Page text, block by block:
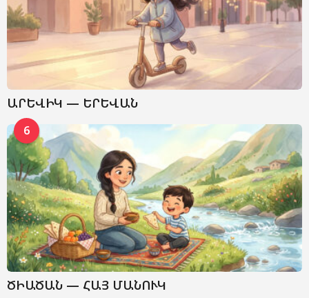
ԱՐԵՎԻԿ — ԵՐԵՎԱՆ
6
ԾԻԱԾԱՆ — ՀԱՅ ՄԱՆՈՒԿ